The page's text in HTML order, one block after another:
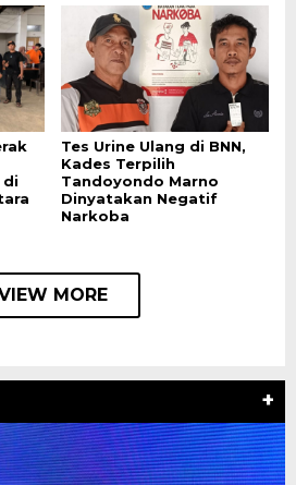
di
Tes Urine Ulang di BNN,
Kades Terpilih
Tandoyondo Marno
Dinyatakan Negatif
Narkoba
MORE
+